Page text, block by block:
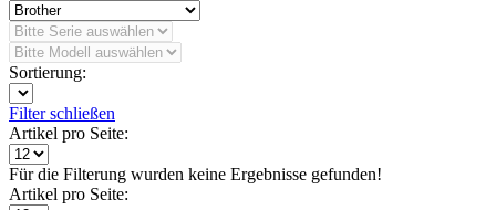
Sortierung:
Filter schließen
Artikel pro Seite:
Für die Filterung wurden keine Ergebnisse gefunden!
Artikel pro Seite: